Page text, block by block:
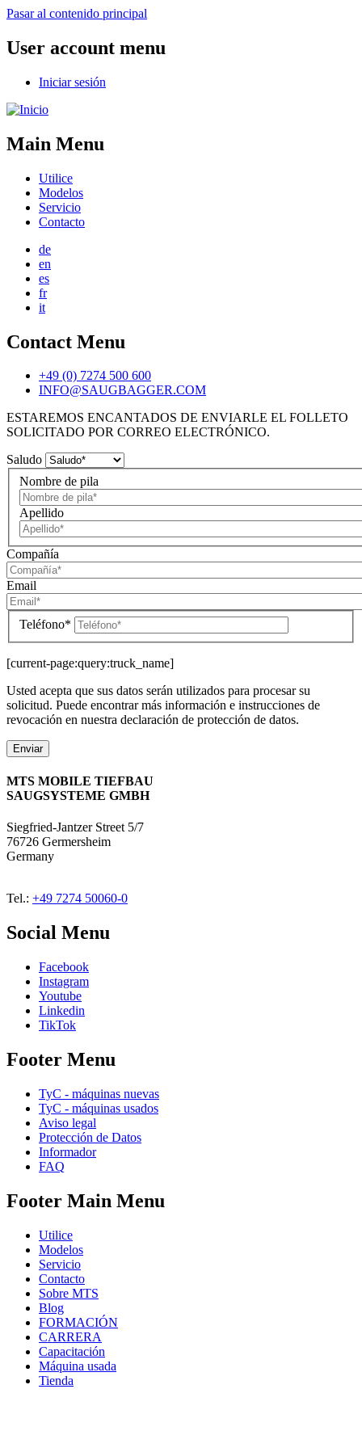
Pasar al contenido principal
User account menu
Iniciar sesión
Main Menu
Utilice
Modelos
Servicio
Contacto
de
en
es
fr
it
Contact Menu
+49 (0) 7274 500 600
INFO@SAUGBAGGER.COM
ESTAREMOS ENCANTADOS DE ENVIARLE EL FOLLETO
SOLICITADO POR CORREO ELECTRÓNICO.
Saludo
Nombre de pila
Apellido
Compañía
Email
Teléfono*
[current-page:query:truck_name]
Usted acepta que sus datos serán utilizados para procesar su
solicitud. Puede encontrar más información e instrucciones de
revocación en nuestra declaración de protección de datos.
MTS MOBILE TIEFBAU
SAUGSYSTEME GMBH
Siegfried-Jantzer Street 5/7
76726 Germersheim
Germany
Tel.: +49 7274 50060-0
Social Menu
Facebook
Instagram
Youtube
Linkedin
TikTok
Footer Menu
TyC - máquinas nuevas
TyC - máquinas usados
Aviso legal
Protección de Datos
Informador
FAQ
Footer Main Menu
Utilice
Modelos
Servicio
Contacto
Sobre MTS
Blog
FORMACIÓN
CARRERA
Capacitación
Máquina usada
Tienda